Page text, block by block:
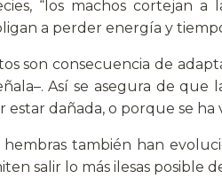
“los machos cortejan
a perder energía y
son consecuencia de
Así se asegura de
estar dañada, o porque se ha
también han
salir lo más ilesas posible